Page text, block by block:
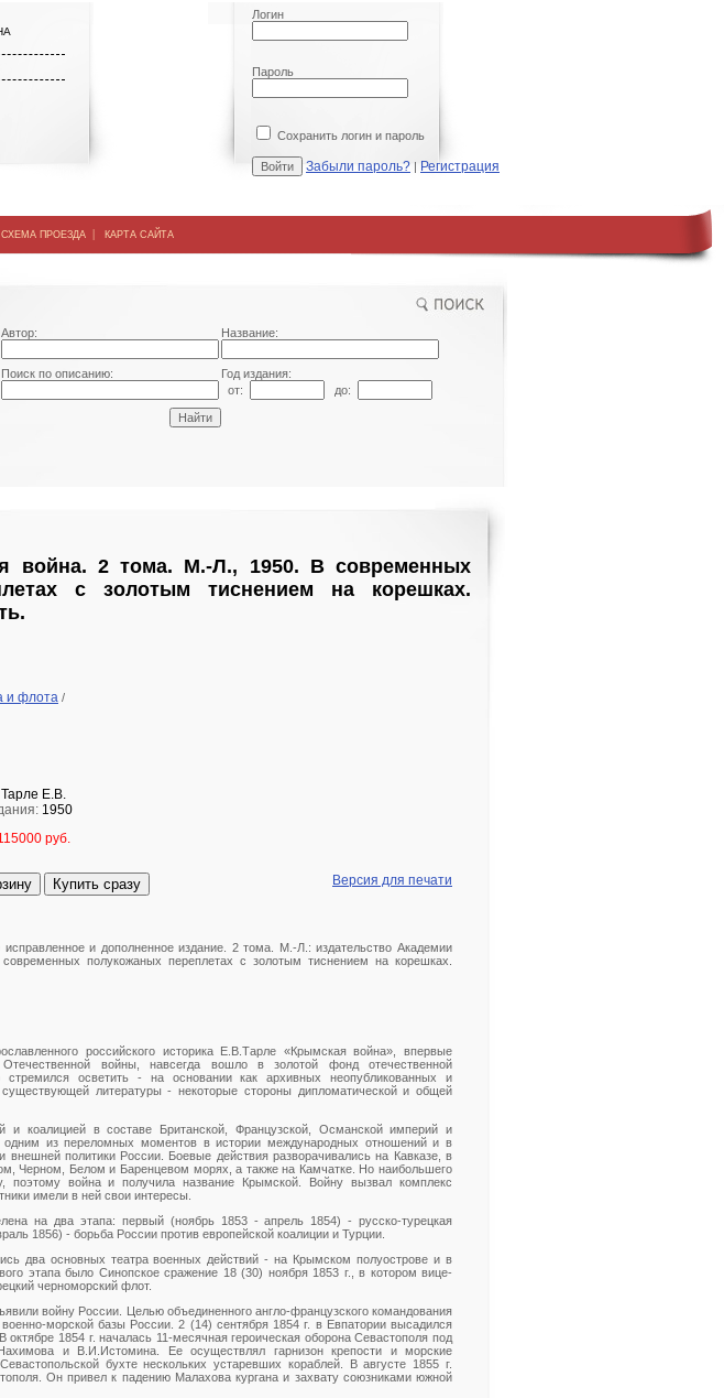
Логин
Пароль
Сохранить логин и пароль
Забыли пароль? | Регистрация
СХЕМА ПРОЕЗДА | КАРТА САЙТА
Автор: Название:
Поиск по описанию:
Год издания:
от:
до:
война. 2 тома. М.-Л., 1950. В современных
с золотым тиснением на корешках.
и флота /
Тарле Е.В.
1950
руб.
Купить сразу Версия для печати
и дополненное издание. 2 тома. М.-Л.: издательство Академии
полукожаных переплетах с золотым тиснением на корешках.
российского историка Е.В.Тарле «Крымская война», впервые
войны, навсегда вошло в золотой фонд отечественной
осветить - на основании как архивных неопубликованных и
существующей литературы - некоторые стороны дипломатической и общей
и коалицией в составе Британской, Французской, Османской империй и
одним из переломных моментов в истории международных отношений и в
внешней политики России. Боевые действия разворачивались на Кавказe, в
Черном, Белом и Баренцевом морях, а также на Камчатке. Но наибольшего
поэтому война и получила название Крымской. Войну вызвал комплекс
имели в ней свои интересы.
на два этапа: первый (ноябрь 1853 - апрель 1854) - русско-турецкая
1856) - борьба России против европейской коалиции и Турции.
два основных театра военных действий - на Крымском полуострове и в
этапа было Синопское сражение 18 (30) ноября 1853 г., в котором вице-
черноморский флот.
войну России. Целью объединенного англо-французского командования
морской базы России. 2 (14) сентября 1854 г. в Евпатории высадился
октябре 1854 г. началась 11-месячная героическая оборона Севастополя под
и В.И.Истомина. Ее осуществлял гарнизон крепости и морские
бухте нескольких устаревших кораблей. В августе 1855 г.
Он привел к падению Малахова кургана и захвату союзниками южной